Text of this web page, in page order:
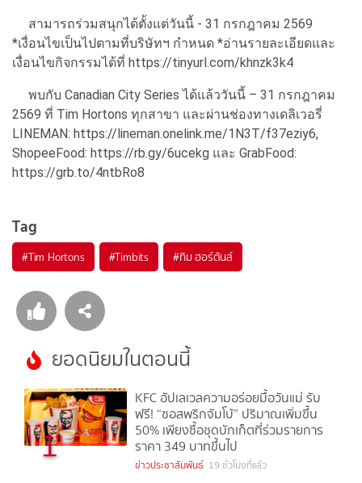
สามารถร่วมสนุกได้ตั้งแต่วันนี้ - 31 กรกฎาคม 2569
*เงื่อนไขเป็นไปตามที่บริษัทฯ กำหนด *อ่านรายละเอียดและ
เงื่อนไขกิจกรรมได้ที่ https://tinyurl.com/khnzk3k4
พบกับ Canadian City Series ได้แล้ววันนี้ – 31 กรกฎาคม
2569 ที่ Tim Hortons ทุกสาขา และผ่านช่องทางเดลิเวอรี่
LINEMAN: https://lineman.onelink.me/1N3T/f37eziy6,
ShopeeFood: https://rb.gy/6ucekg และ GrabFood:
https://grb.to/4ntbRo8
Tag
#Tim Hortons #Timbits #ทิม ฮอร์ตันส์
ยอดนิยมในตอนนี้
1
KFC อัปเลเวลความอร่อยมื้อวันแม่ รับ
ฟรี! “ซอสพริกจัมโบ้” ปริมาณเพิ่มขึ้น
50% เพียงซื้อชุดบักเก็ตที่ร่วมรายการ
ราคา 349 บาทขึ้นไป
ข่าวประชาสัมพันธ์ 19 ชั่วโมงที่แล้ว